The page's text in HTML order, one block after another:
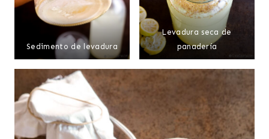
Sedimento de levadura
Levadura seca de
panadería